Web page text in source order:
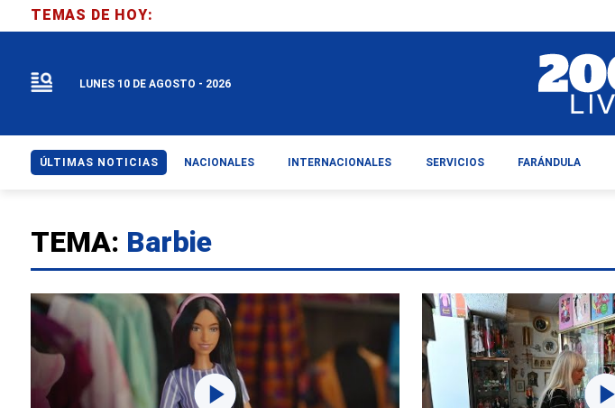
TEMA: Barbie
TEMAS DE HOY:
LUNES 10 DE AGOSTO - 2026
ÚLTIMAS NOTICIAS NACIONALES INTERNACIONALES SERVICIOS FARÁNDULA